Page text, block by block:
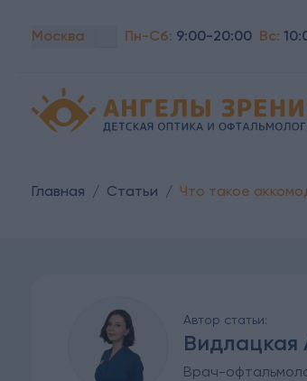
Москва Пн-Сб: 9:00-20:00 Вс:
Детская офтальмология Ангелы зрения!
Главная / Статьи / Что такое
Автор статьи:
Видлацкая
Врач-